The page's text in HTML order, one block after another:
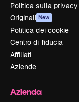
Politica sulla privacy
Originali New
Politica dei cookie
Centro di fiducia
Affiliati
Aziende
Azienda